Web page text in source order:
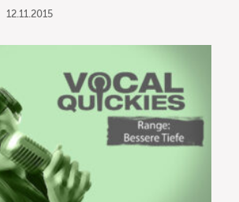
12.11.2015